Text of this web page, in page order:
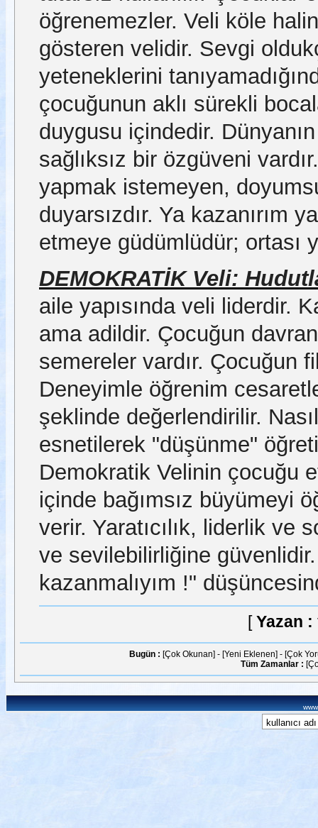
öğrenemezler. Veli köle
gösteren velidir. Sevgi
yeteneklerini
çocuğunun aklı sürekli
duygusu içindedir.
sağlıksız bir özgüveni
yapmak istemeyen,
duyarsızdır. Ya kazanırım
etmeye güdümlüdür; ortası
DEMOKRATİK Veli:
aile yapısında veli liderdir.
ama adildir. Çocuğun
semereler vardır. Çocuğun
Deneyimle öğrenim
şeklinde değerlendirilir.
esnetilerek "düşünme"
Demokratik Velinin çocuğu
içinde bağımsız büyümeyi
verir. Yaratıcılık, liderlik ve
ve sevilebilirliğine
kazanmalıyım !"
[Yazan :
Bugün : [Çok Okunan] - [Yeni Eklenen] - [Çok
Tüm Zamanlar :